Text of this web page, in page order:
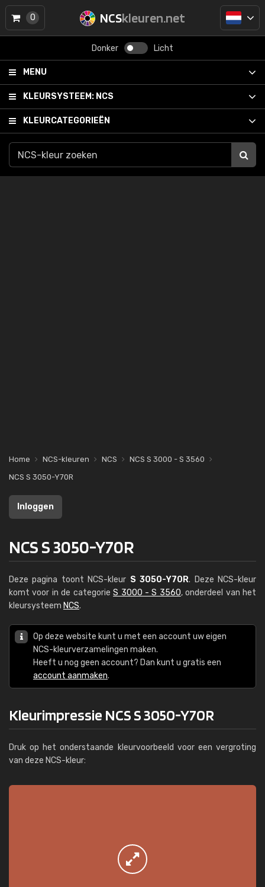
NCSkleuren.net
Donker Licht
MENU
KLEURSYSTEEM: NCS
KLEURCATEGORIEËN
0
Home NCS-kleuren NCS
NCS S 3000 - S 3560
NCS S 3050-Y70R
Inloggen
NCS S 3050-Y70R
Deze pagina toont NCS-kleur S 3050-Y70R. Deze NCS-kleur
komt voor in de categorieS 3000 - S 3560, onderdeel van het
kleursysteem NCS.
Op deze website kunt u met een account uw eigen
NCS-kleurverzamelingen maken.
Heeft u nog geen account? Dan kunt u gratis een
account aanmaken.
Kleurimpressie NCS S 3050-Y70R
Druk op het onderstaande kleurvoorbeeld voor een vergroting
van deze NCS-kleur: